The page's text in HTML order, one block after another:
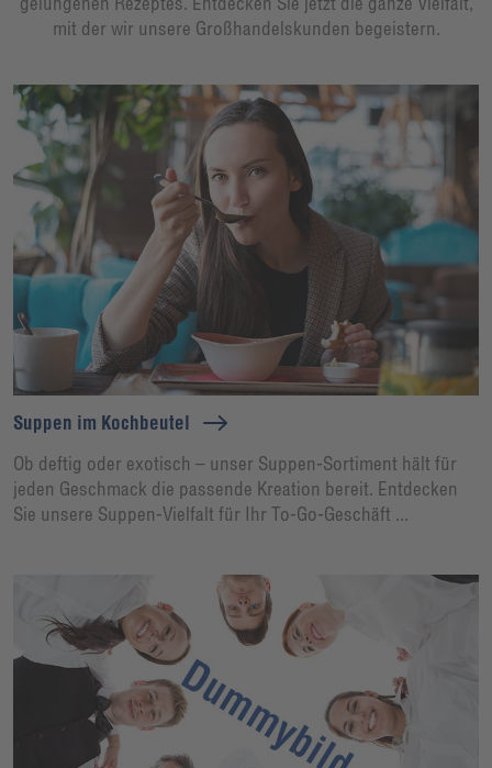
mit der wir unsere Großhandelskunden begeistern.
Suppen im Kochbeutel
Ob deftig oder exotisch – unser Suppen-Sortiment hält für
jeden Geschmack die passende Kreation bereit. Entdecken
Sie unsere Suppen-Vielfalt für Ihr To-Go-Geschäft ...